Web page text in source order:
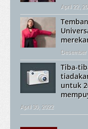
April 22,
Desember
Tiba-
untuk
April 30, 2022